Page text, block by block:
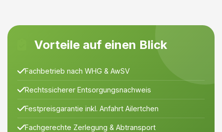
Vorteile auf einen Blick
Fachbetrieb nach WHG & AwSV
Rechtssicherer Entsorgungsnachweis
Festpreisgarantie inkl. Anfahrt Ailertchen
Fachgerechte Zerlegung & Abtransport